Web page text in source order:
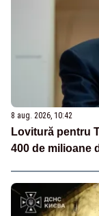
8 aug. 2026, 10:42
Lovitură pentru
400 de milioane